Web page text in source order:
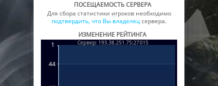
ПОСЕЩАЕМОСТЬ СЕРВЕРА
Для сбора статистики игроков необходимо
подтвердить, что Вы владелецсервера.
ИЗМЕНЕНИЕ РЕЙТИНГА